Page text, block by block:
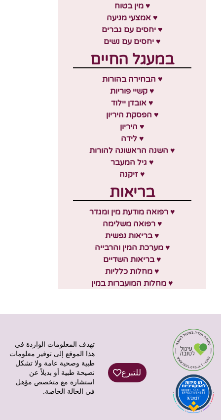
♥ מין בטוח
♥ אמצעי מניעה
♥ יחסים עם גברים
♥ יחסים עם נשים
במעגל החיים
♥ הבחירה בהורות
♥ קשיי פוריות
♥ אובדן יילוד
♥ הפסקת היריון
♥ היריון
♥ לידה
♥ השנה הראשונה להורות
♥ גיל המעבר
♥ זיקנה
בריאות
♥ רפואה מודעת מין ומגדר
♥ רפואה משלימה
♥ בריאות נפשית
♥ מערכת המין והרבייה
♥ בריאות השדיים
♥ מחלות כלליות
♥ מחלות המועברות במין
للتبرع
تهدف المعلومات الواردة في
هذا الموقع إلى توفير معلومات
طبية وصحية عامة ولا تشكل
نصيحة طبية أو بديلاً عن
استشارة مع متخصص مؤهل
في الحالة الخاصة.